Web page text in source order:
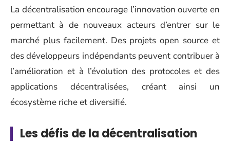
La décentralisation encourage l’innovation ouverte en
permettant à de nouveaux acteurs d’entrer sur le
marché plus facilement. Des projets open source et
des développeurs indépendants peuvent contribuer à
l’amélioration et à l’évolution des protocoles et des
applications décentralisées, créant ainsi un
écosystème riche et diversifié.
Les défis de la décentralisation